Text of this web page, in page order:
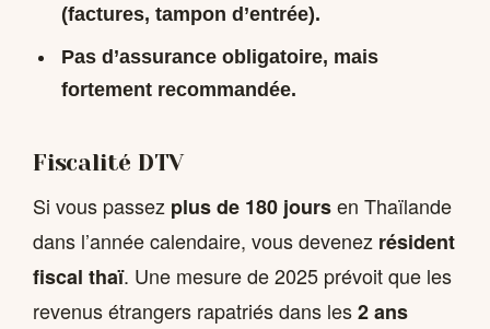
(factures, tampon d’entrée).
Pas d’assurance obligatoire, mais
fortement recommandée.
Fiscalité DTV
Si vous passez plus de 180 joursen Thaïlande
dans l’année calendaire, vous devenez résident
fiscal thaï. Une mesure de 2025 prévoit que les
revenus étrangers rapatriés dans les2 ans